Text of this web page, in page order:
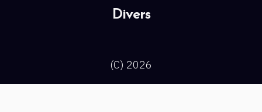
Divers
(C) 2026